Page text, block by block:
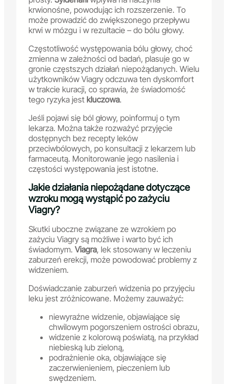
krwionośne, powodując ich rozszerzenie. To
może prowadzić do zwiększonego przepływu
krwi w mózgu i w rezultacie – do bólu głowy.
Częstotliwość występowania bólu głowy, choć
zmienna w zależności od badań, plasuje go w
gronie częstszych działań niepożądanych. Wielu
użytkowników Viagry odczuwa ten dyskomfort
w trakcie kuracji, co sprawia, że świadomość
tego ryzyka jest kluczowa.
Jeśli pojawi się ból głowy, poinformuj o tym
lekarza. Można także rozważyć przyjęcie
dostępnych bez recepty leków
przeciwbólowych, po konsultacji z lekarzem lub
farmaceutą. Monitorowanie jego nasilenia i
częstości występowania jest istotne.
Jakie działania niepożądane dotyczące
wzroku mogą wystąpić po zażyciu
Viagry?
Skutki uboczne związane ze wzrokiem po
zażyciu Viagry są możliwe i warto być ich
świadomym. Viagra, lek stosowany w leczeniu
zaburzeń erekcji, może powodować problemy z
widzeniem.
Doświadczanie zaburzeń widzenia po przyjęciu
leku jest zróżnicowane. Możemy zauważyć:
niewyraźne widzenie, objawiające się
chwilowym pogorszeniem ostrości obrazu,
widzenie z kolorową poświatą, na przykład
niebieską lub zieloną,
podrażnienie oka, objawiające się
zaczerwienieniem, pieczeniem lub
swędzeniem.